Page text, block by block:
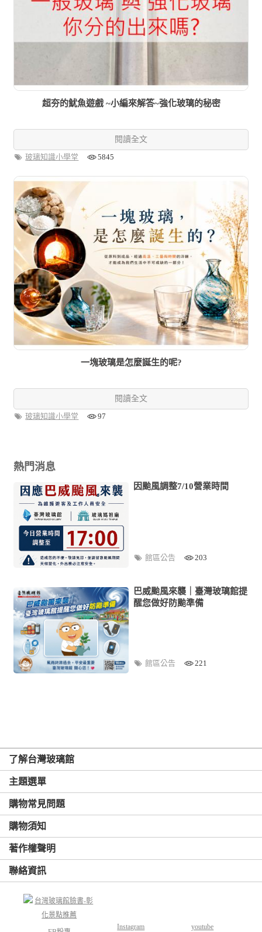
超夯的魷魚遊戲 ~小編來解答~強化玻璃的秘密
閱讀全文
玻璃知識小學堂
5845
一塊玻璃是怎麼誕生的呢?
閱讀全文
玻璃知識小學堂
97
熱門消息
因颱風調整7/10營業時間
館區公告 203
巴威颱風來襲｜臺灣玻璃館提
醒您做好防颱準備
館區公告 221
了解台灣玻璃館
主題選單
購物常見問題
購物須知
著作權聲明
聯絡資訊
Instagram youtube